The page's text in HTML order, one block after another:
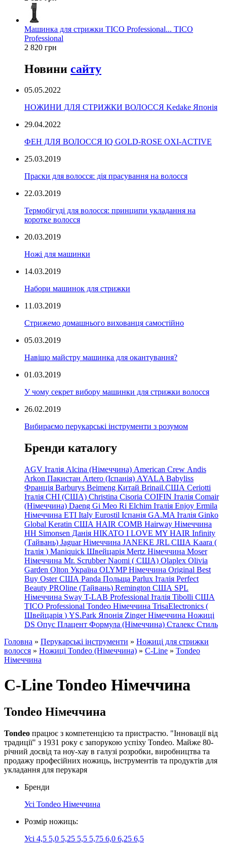
Машинка для стрижки TICO Professional... TICO
Professional
2 820 грн
Новини сайту
05.05.2022
НОЖИНИ ДЛЯ СТРИЖКИ ВОЛОССЯ Kedake Японія
29.04.2022
ФЕН ДЛЯ ВОЛОССЯ IQ GOLD-ROSE OXI-ACTIVE
25.03.2019
Праски для волосся: дія прасування на волосся
22.03.2019
Термобігуді для волосся: принципи укладання на
коротке волосся
20.03.2019
Ножі для машинки
14.03.2019
Набори машинок для стрижки
11.03.2019
Стрижемо домашнього вихованця самостійно
05.03.2019
Навіщо майстру машинка для окантування?
01.03.2019
У чому секрет вибору машинки для стрижки волосся
26.02.2019
Вибираємо перукарські інструменти з розумом
Бренди каталогу
AGV Італія Alcina (Німеччина) American Crew Andis
Arkon Пакистан Artero (Іспанія) AYALA Babyliss
Франція Barburys Beimeng Китай Brinail.США Ceriotti
Італія CHI (США) Christina Cisoria COIFIN Італія Comair
(Німеччина) Daeng Gi Meo Ri Elchim Італія Enjoy Ermila
Німеччина ETI Italy Eurostil Іспанія GA.MA Італія Ginko
Global Keratin США HAIR COMB Hairway Німеччина
HH Simonsen Данія HIKATO I LOVE MY HAIR Infinity
(Тайвань) Jaguar Німеччина JANEKE JRL США Kaara (
Італія ) Maniquick Швейцарія Mertz Німеччина Moser
Німеччина Mr. Scrubber Naomi ( США) Olaplex Olivia
Garden Olton Україна OLYMP Німеччина Original Best
Buy Oster США Panda Польща Parlux Італія Perfect
Beauty PROline (Тайвань) Remington США SPL
Німеччина Sway T-LAB Professional Італія Tibolli США
TICO Professional Tondeo Німеччина TrisaElectronics (
Швейцарія ) YS.Park Японія Zinger Німеччина Ножиці
DS Опус Плацент Формула (Німеччина) Сталекс Стиль
Головна » Перукарські інструменти » Ножиці для стрижки
волосся » Ножиці Tondeo (Німеччина) » C-Line » Tondeo
Німеччина
C-Line Tondeo Німеччина
Tondeo Німеччина
Tondeo працює з компетенцією та пристрастю. "Інновації від
традиції" з 1931 року є запорукою успіху Tondeo. Майже 80-
річний досвід та ноу-хау в галузі розробки, виробництва та
продажу професійних ножиць, інструментів та продуктів для
укладання для перукаря
Бренди
Усі Tondeo Німеччина
Розмір ножиць:
Усі 4,5 5,0 5,25 5,5 5,75 6,0 6,25 6,5